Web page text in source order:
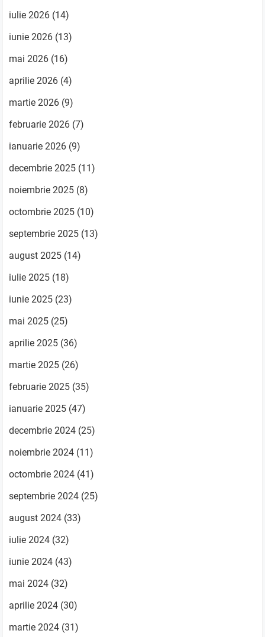
iulie 2026 (14)
iunie 2026 (13)
mai 2026 (16)
aprilie 2026 (4)
martie 2026 (9)
februarie 2026 (7)
ianuarie 2026 (9)
decembrie 2025 (11)
noiembrie 2025 (8)
octombrie 2025 (10)
septembrie 2025 (13)
august 2025 (14)
iulie 2025 (18)
iunie 2025 (23)
mai 2025 (25)
aprilie 2025 (36)
martie 2025 (26)
februarie 2025 (35)
ianuarie 2025 (47)
decembrie 2024 (25)
noiembrie 2024 (11)
octombrie 2024 (41)
septembrie 2024 (25)
august 2024 (33)
iulie 2024 (32)
iunie 2024 (43)
mai 2024 (32)
aprilie 2024 (30)
martie 2024 (31)